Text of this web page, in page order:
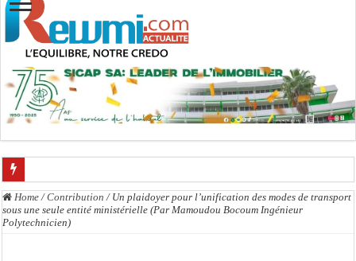
L’accusation de transmission du VIH écartée : Ass Dione, Kader Dia, Zale
Affaire des présumés homosexuels : voici la liste des 23 prévenus bénéficiant
Home / Contribution / Un plaidoyer pour l’unification des modes de transport
sous une seule entité ministérielle (Par Mamoudou Bocoum Ingénieur
Polytechnicien)